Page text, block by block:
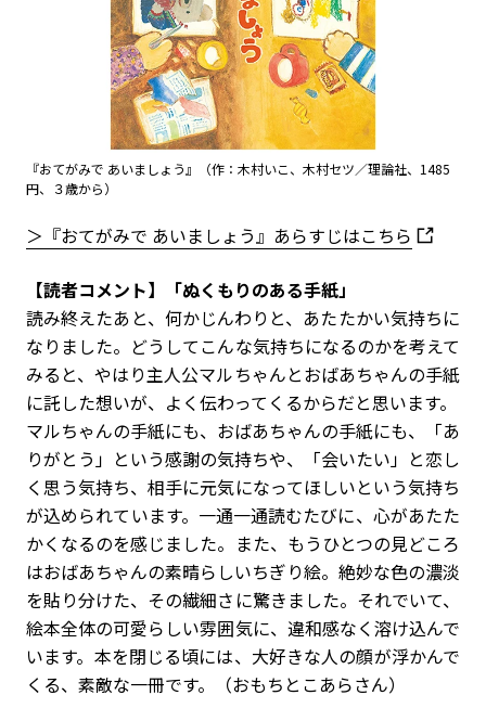
『おてがみで あいましょう』（作：木村いこ、木村セツ／理論社、1485
円、３歳から）
＞『おてがみで あいましょう』あらすじはこちら
【読者コメント】「ぬくもりのある手紙」
読み終えたあと、何かじんわりと、あたたかい気持ちに
なりました。どうしてこんな気持ちになるのかを考えて
みると、やはり主人公マルちゃんとおばあちゃんの手紙
に託した想いが、よく伝わってくるからだと思います。
マルちゃんの手紙にも、おばあちゃんの手紙にも、「あ
りがとう」という感謝の気持ちや、「会いたい」と恋し
く思う気持ち、相手に元気になってほしいという気持ち
が込められています。一通一通読むたびに、心があたた
かくなるのを感じました。また、もうひとつの見どころ
はおばあちゃんの素晴らしいちぎり絵。絶妙な色の濃淡
を貼り分けた、その繊細さに驚きました。それでいて、
絵本全体の可愛らしい雰囲気に、違和感なく溶け込んで
います。本を閉じる頃には、大好きな人の顔が浮かんで
くる、素敵な一冊です。（おもちとこあらさん）